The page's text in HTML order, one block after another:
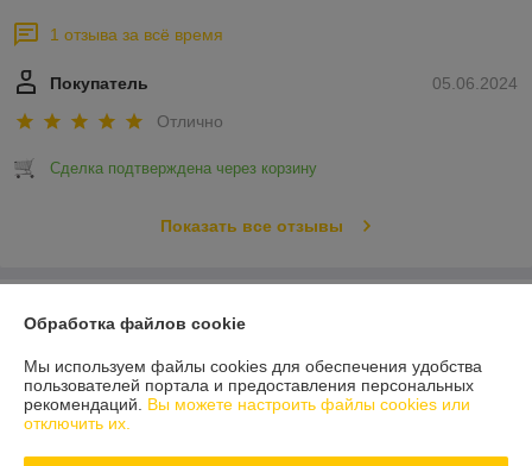
1 отзыва за всё время
05.06.2024
Покупатель
Отлично
Сделка подтверждена через корзину
Показать все отзывы
Контакты
Доставка и оплата
Обработка файлов cookie
Мы используем файлы cookies для обеспечения удобства
пользователей портала и предоставления персональных
рекомендаций. Вы можете настроить файлы cookies или
отключить их.